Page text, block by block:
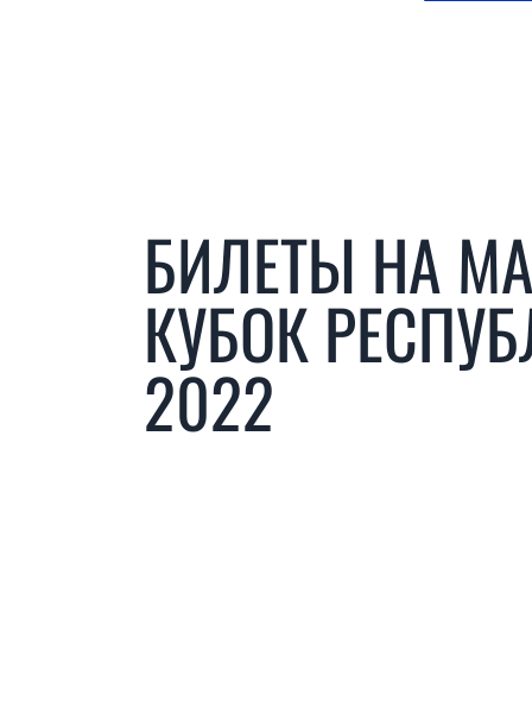
БИЛЕТЫ НА
КУБОК
2022